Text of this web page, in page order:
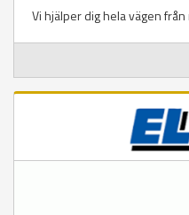
Vi hjälper dig hela vägen